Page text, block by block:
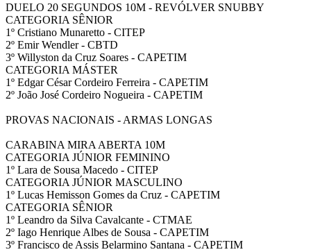
DUELO 20 SEGUNDOS 10M - REVÓLVER SNUBBY
CATEGORIA SÊNIOR
1º Cristiano Munaretto - CITEP
2º Emir Wendler - CBTD
3º Willyston da Cruz Soares - CAPETIM
CATEGORIA MÁSTER
1º Edgar César Cordeiro Ferreira - CAPETIM
2º João José Cordeiro Nogueira - CAPETIM
PROVAS NACIONAIS - ARMAS LONGAS
CARABINA MIRA ABERTA 10M
CATEGORIA JÚNIOR FEMININO
1º Lara de Sousa Macedo - CITEP
CATEGORIA JÚNIOR MASCULINO
1º Lucas Hemisson Gomes da Cruz - CAPETIM
CATEGORIA SÊNIOR
1º Leandro da Silva Cavalcante - CTMAE
2º Iago Henrique Albes de Sousa - CAPETIM
3º Francisco de Assis Belarmino Santana - CAPETIM